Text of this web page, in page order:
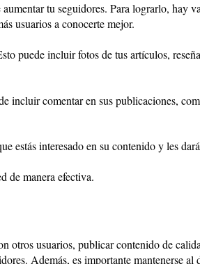
tu seguidores. Para lograrlo, hay
usuarios a conocerte mejor.
puede incluir fotos de tus artículos,
incluir comentar en sus publicaciones,
estás interesado en su contenido y les
de manera efectiva.
otros usuarios, publicar contenido de
Además, es importante mantenerse